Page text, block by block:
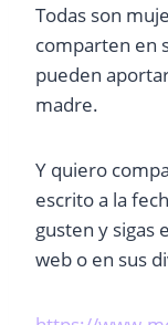
Todas son
comparten en
pueden
madre.
Y quiero
escrito a la
gusten y sigas
web o en sus